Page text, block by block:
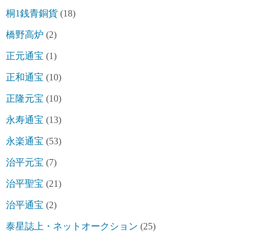
桐1銭青銅貨 (18)
橋野高炉 (2)
正元通宝 (1)
正和通宝 (10)
正隆元宝 (10)
永寿通宝 (13)
永楽通宝 (53)
治平元宝 (7)
治平聖宝 (21)
治平通宝 (2)
泰星誌上・ネットオークション (25)